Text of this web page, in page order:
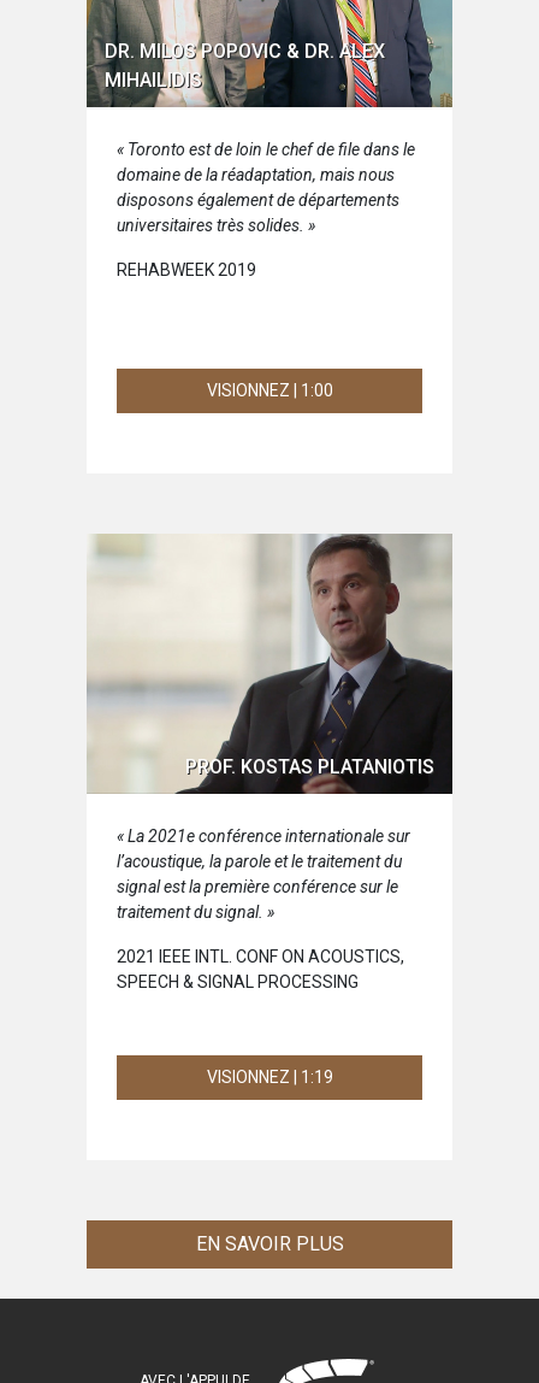
DR. MILOS POPOVIC & DR. ALEX
MIHAILIDIS
« Toronto est de loin le chef de file dans le
domaine de la réadaptation, mais nous
disposons également de départements
universitaires très solides. »
REHABWEEK 2019
VISIONNEZ | 1:00
PROF. KOSTAS PLATANIOTIS
« La 2021e conférence internationale sur
l’acoustique, la parole et le traitement du
signal est la première conférence sur le
traitement du signal. »
2021 IEEE INTL. CONF ON ACOUSTICS,
SPEECH & SIGNAL PROCESSING
VISIONNEZ | 1:19
EN SAVOIR PLUS